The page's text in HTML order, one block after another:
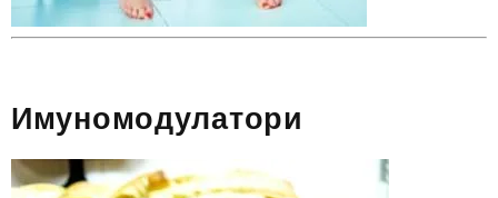
Имуномодулатори